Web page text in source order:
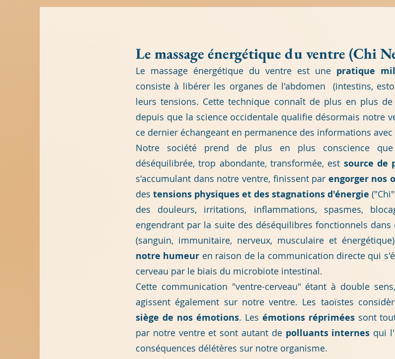
Le massage énergétique du ventre (Chi
Le massage énergétique du ventre est une pratique
consiste à libérer les organes de l'abdomen (intestins,
leurs tensions. Cette technique connaît de plus en plus
depuis que la science occidentale qualifie désormais notre
ce dernier échangeant en permanence des informations
Notre société prend de plus en plus conscience
déséquilibrée, trop abondante, transformée, est source de
s'accumulant dans notre ventre, finissent par engorger nos
des tensions physiques et des stagnations d'énergie
des douleurs, irritations, inflammations, spasmes,
engendrant par la suite des déséquilibres fonctionnels dans
(sanguin, immunitaire, nerveux, musculaire et
notre humeur en raison de la communication directe qui
cerveau par le biais du microbiote intestinal.
Cette communication "ventre-cerveau" étant à double
agissent également sur notre ventre. Les taoïstes
siège de nos émotions. Les émotions répriméessont
par notre ventre et sont autant de polluants internes qui
conséquences délétères sur notre organisme.